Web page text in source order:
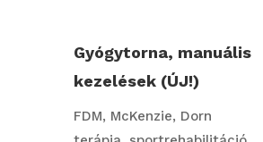
Gyógytorna, manuális
kezelések (ÚJ!)
FDM, McKenzie, Dorn